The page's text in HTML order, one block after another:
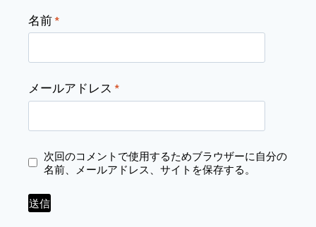
名前*
メールアドレス *
次回のコメントで使用するためブラウザーに自分の
名前、メールアドレス、サイトを保存する。